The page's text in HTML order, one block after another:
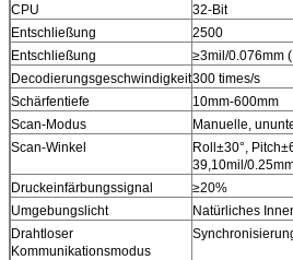
CPU
32-Bit
Entschließung
2500
Entschließung
≥3mil/0.076mm
Decodierungsgeschwindigkeit300 times/s
Schärfentiefe
10mm-600mm
Scan-Modus
Manuelle,
Scan-Winkel
Roll±30°,
39,10mil/
Druckeinfärbungssignal
≥20%
Umgebungslicht
Natürliches
Drahtloser
Kommunikationsmodus